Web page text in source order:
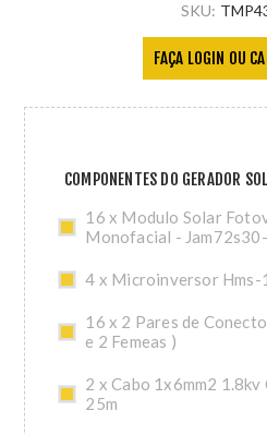
SKU:
FAÇA LOGIN OU
COMPONENTES DO GERADOR
16 x Modulo Solar
Monofacial -
4 x Microinversor Hms-
16 x 2 Pares de
e 2 Femeas )
2 x Cabo 1x6mm2
25m